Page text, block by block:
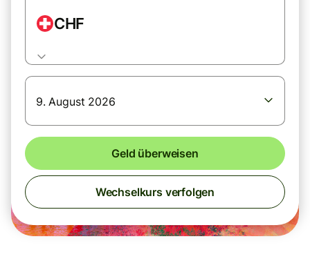
CHF
9. August 2026
Geld überweisen
Wechselkurs verfolgen